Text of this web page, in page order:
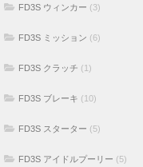
FD3S ウィンカー (3)
FD3S ミッション (6)
FD3S クラッチ (1)
FD3S ブレーキ (10)
FD3S スターター (5)
FD3S アイドルプーリー (5)